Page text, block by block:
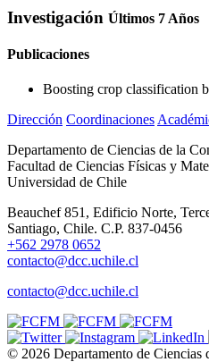
Investigación Últimos 7 Años
Publicaciones
Boosting crop classification
Dirección Coordinaciones
Departamento de Ciencias de la
Facultad de Ciencias Físicas y
Universidad de Chile
Beauchef 851, Edificio Norte,
Santiago, Chile. C.P. 837-0456
+562 2978 0652
contacto@dcc.uchile.cl
contacto@dcc.uchile.cl
© 2026 Departamento de